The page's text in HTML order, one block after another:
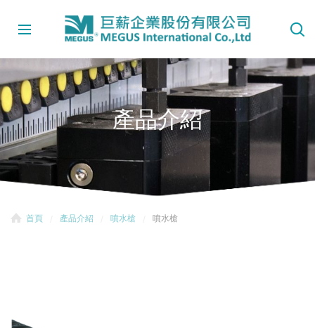
產品介紹
首頁 產品介紹 噴水槍 噴水槍